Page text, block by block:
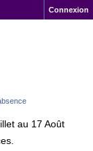
Connexion
au 17 Août